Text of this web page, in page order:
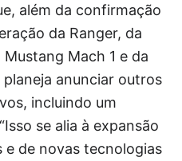
além da confirmação
da Ranger, da
Mach 1 e da
anunciar outros
incluindo um
se alia à expansão
de novas tecnologias